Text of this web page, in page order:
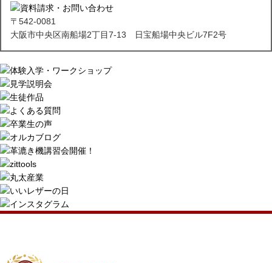
〒542-0081
大阪市中央区南船場2丁目7-13 日宝船場中央ビル7F2号